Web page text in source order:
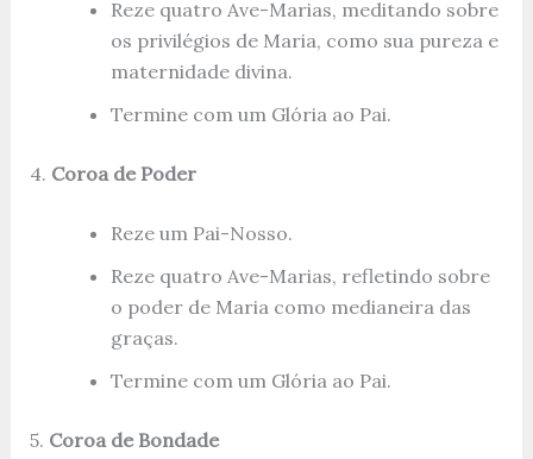
Reze quatro Ave-Marias, meditando sobre
os privilégios de Maria, como sua pureza e
maternidade divina.
Termine com um Glória ao Pai.
4. Coroa de Poder
Reze um Pai-Nosso.
Reze quatro Ave-Marias, refletindo sobre
o poder de Maria como medianeira das
graças.
Termine com um Glória ao Pai.
5. Coroa de Bondade